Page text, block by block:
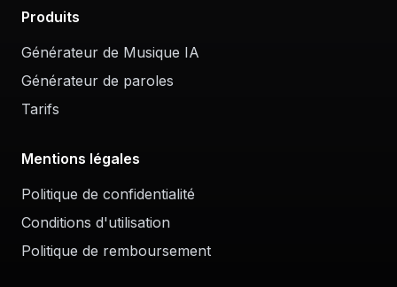
Produits
Générateur de Musique IA
Générateur de paroles
Tarifs
Mentions légales
Politique de confidentialité
Conditions d'utilisation
Politique de remboursement